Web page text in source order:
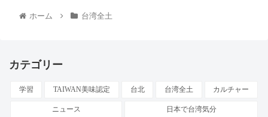
ホーム 台湾全土
カテゴリー
学習 TAIWAN美味認定 台北 台湾全土 カルチャー
ニュース 日本で台湾気分